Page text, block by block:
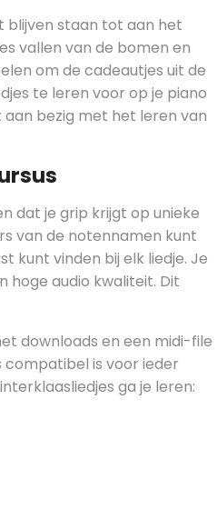
blijven staan tot aan het
vallen van de bomen en
om de cadeautjes uit de
te leren voor op je piano
aan bezig met het leren van
dat je grip krijgt op unieke
van de notennamen kunt
kunt vinden bij elk liedje. Je
hoge audio kwaliteit. Dit
downloads en een midi-file
compatibel is voor ieder
ga je leren: